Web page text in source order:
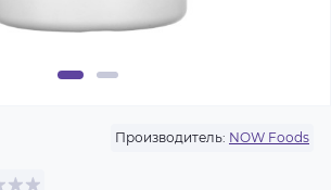
Производитель: NOW Foods